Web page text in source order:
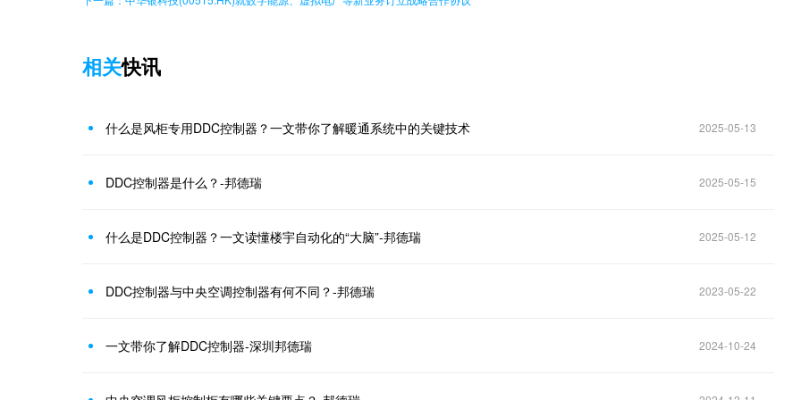
相关快讯
什么是风柜专用DDC控制器？一文带你了解暖通系统中的关键技术 2025-05-13
DDC控制器是什么？-邦德瑞 2025-05-15
什么是DDC控制器？一文读懂楼宇自动化的“大脑”-邦德瑞 2025-05-12
DDC控制器与中央空调控制器有何不同？-邦德瑞 2023-05-22
一文带你了解DDC控制器-深圳邦德瑞 2024-10-24